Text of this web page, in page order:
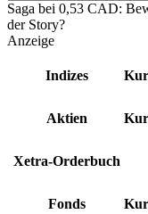
Saga bei 0,53 CAD:
der Story?
Anzeige
Indizes
Aktien
Xetra-Orderbuch
Fonds